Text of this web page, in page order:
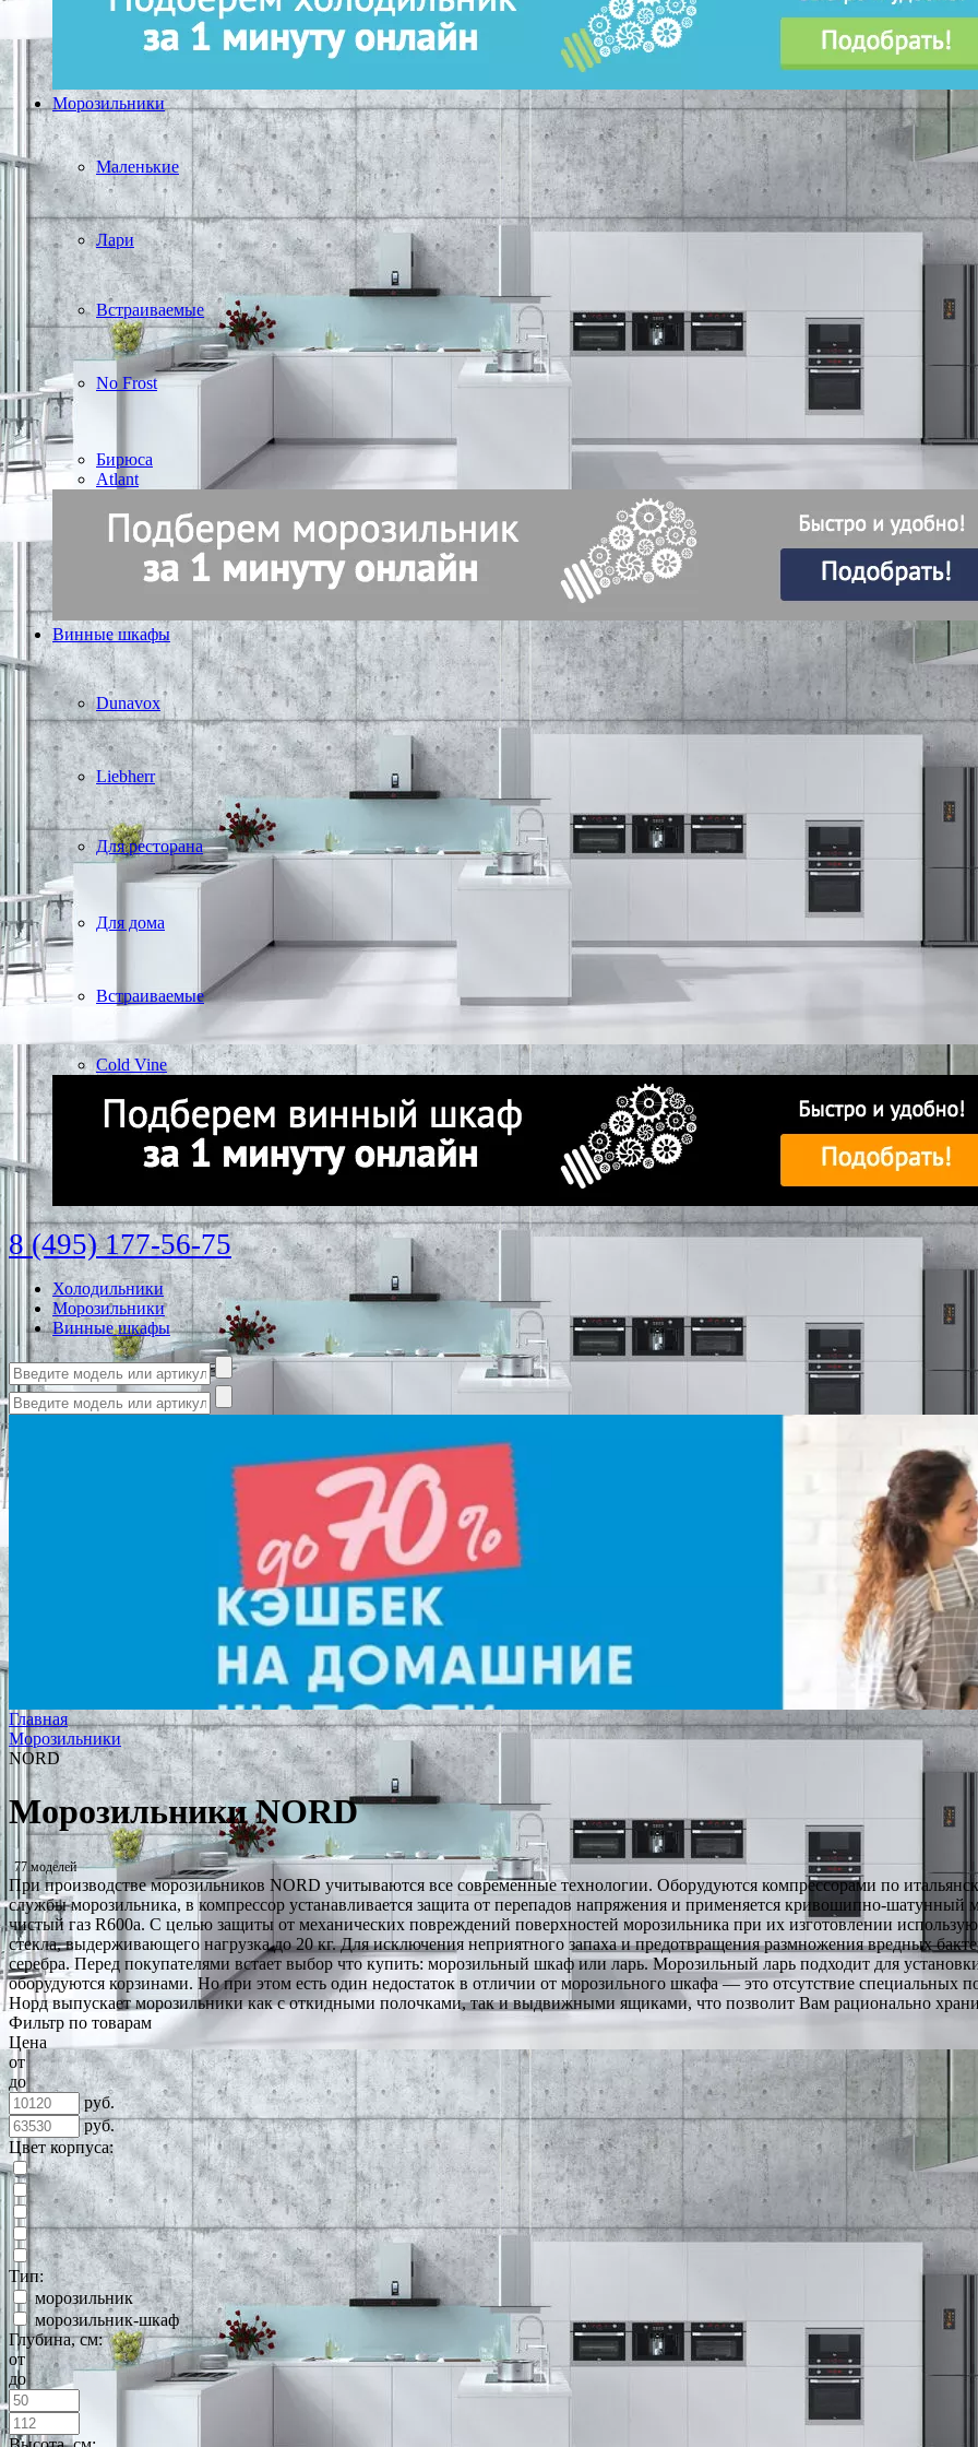
Морозильники
Маленькие
Лари
Встраиваемые
No Frost
Бирюса
Atlant
Винные шкафы
Dunavox
Liebherr
Для ресторана
Для дома
Встраиваемые
Cold Vine
8 (495) 177-56-75
Холодильники
Морозильники
Винные шкафы
Главная
Морозильники
NORD
Морозильники NORD
77 моделей
При производстве морозильников NORD учитываются все современные технологии. Оборудуются компрессорами по
службы морозильника, в компрессор устанавливается защита от перепадов напряжения и применяется кривошипно-шатунный
чистый газ R600a. С целью защиты от механических повреждений поверхностей морозильника при их изготовлении
стекла, выдерживающего нагрузка до 20 кг. Для исключения неприятного запаха и предотвращения размножения вредных
серебра. Перед покупателями встает выбор что купить: морозильный шкаф или ларь. Морозильный ларь подходит для
оборудуются корзинами. Но при этом есть один недостаток в отличии от морозильного шкафа — это отсутствие специальных
Норд выпускает морозильники как с откидными полочками, так и выдвижными ящиками, что позволит Вам рационально
Фильтр по товарам
Цена
от
до
руб.
руб.
Цвет корпуса:
Тип:
морозильник
морозильник-шкаф
Глубина, см:
от
до